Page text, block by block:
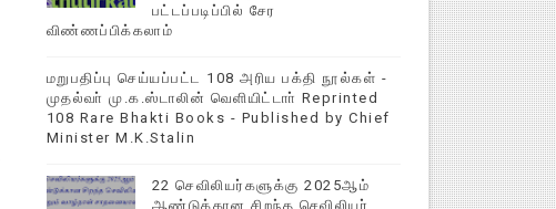
பட்டப்படிப்பில் சேர
விண்ணப்பிக்கலாம்
மறுபதிப்பு செய்யப்பட்ட 108 அரிய பக்தி நூல்கள் -
முதல்வா் மு.க.ஸ்டாலின் வெளியிட்டாா் Reprinted
108 Rare Bhakti Books - Published by Chief
Minister M.K.Stalin
22 செவிலியர்களுக்கு 2025ஆம்
ஆண்டுக்கான சிறந்த செவிலியர்